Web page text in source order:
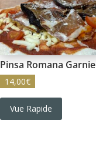
Pinsa Romana Garnie
14,00€
Vue Rapide